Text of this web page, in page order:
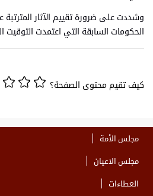
وشددت على ضرورة تقييم الآثار المترتبة
الحكومات السابقة التي اعتمدت
كيف تقيم محتوى الصفحة؟
مجلس الأمة
مجلس الاعيان
العطاءات